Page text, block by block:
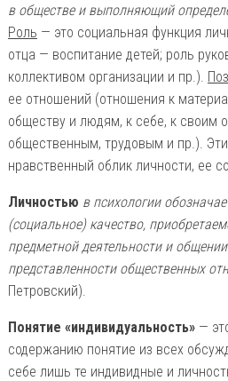
в обществе и выполняющий
Роль — это социальная функция
отца — воспитание детей; роль
коллективом организации и пр.).
ее отношений (отношения к
обществу и людям, к себе, к своим
общественным, трудовым и пр.).
нравственный облик личности, ее
Личностью в психологии
(социальное) качество,
предметной деятельности и
представленности общественных
Петровский).
Понятие «индивидуальность»—
содержанию понятие из всех
себе лишь те индивидные и